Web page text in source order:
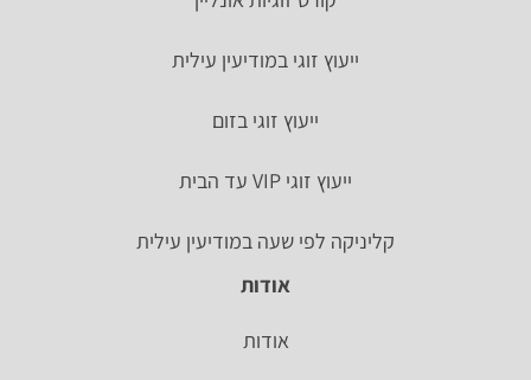
ייעוץ זוגי במודיעין עילית
ייעוץ זוגי בזום
ייעוץ זוגי VIP עד הבית
קליניקה לפי שעה במודיעין עילית
אודות
אודות